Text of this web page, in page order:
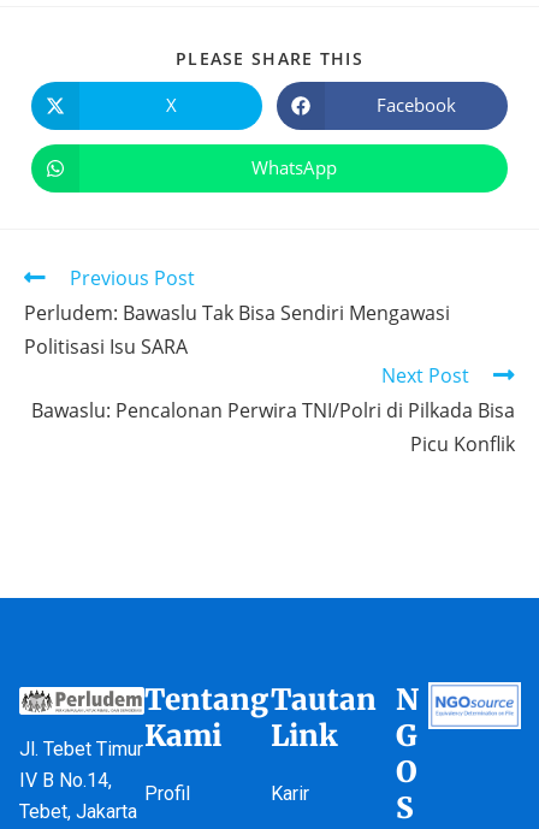
PLEASE SHARE THIS
X Facebook
WhatsApp
Previous Post
Perludem: Bawaslu Tak Bisa Sendiri Mengawasi
Politisasi Isu SARA
Next Post
Bawaslu: Pencalonan Perwira TNI/Polri di Pilkada Bisa
Picu Konflik
Jl. Tebet Timur
IV B No.14,
Tebet, Jakarta
Tentang
Kami
Profil
Tautan
Link
Karir
N
G
O
S